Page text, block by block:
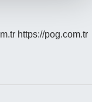
https://pog.com.tr